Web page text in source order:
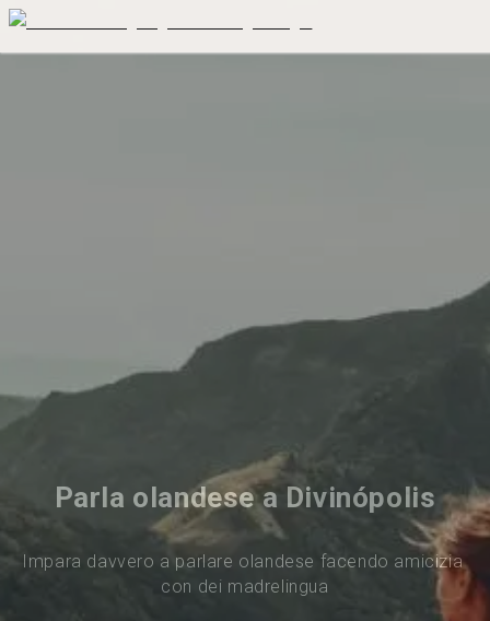
Parla olandese a Divinópolis
Impara davvero a parlare olandese facendo amicizia
con dei madrelingua